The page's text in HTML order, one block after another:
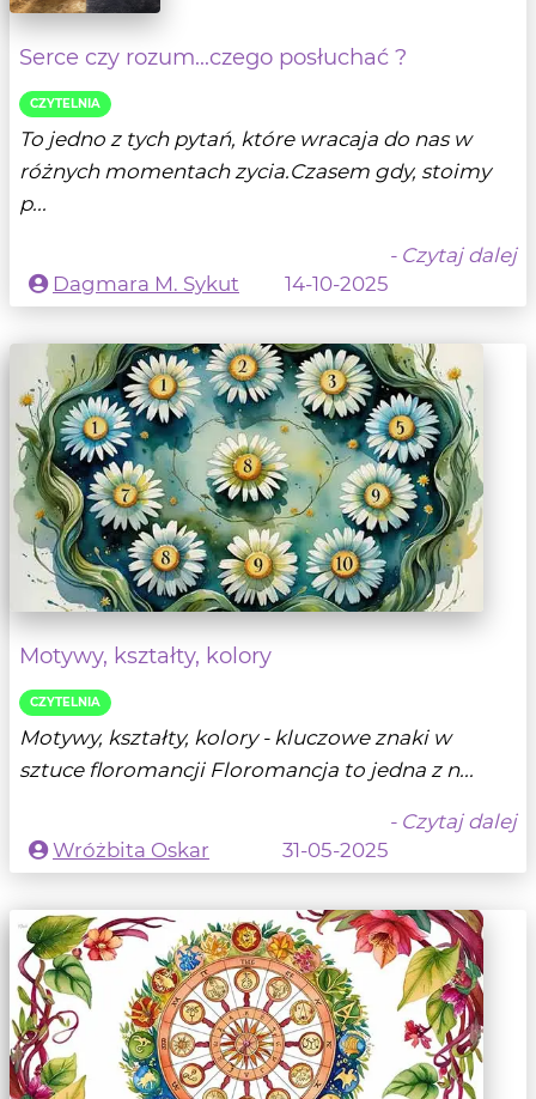
Serce czy rozum...czego posłuchać ?
CZYTELNIA
To jedno z tych pytań, które wracaja do nas w
różnych momentach zycia.Czasem gdy, stoimy
p...
- Czytaj dalej
Dagmara M. Sykut
14-10-2025
Motywy, kształty, kolory
CZYTELNIA
Motywy, kształty, kolory - kluczowe znaki w
sztuce floromancji Floromancja to jedna z n...
- Czytaj dalej
Wróżbita Oskar
31-05-2025